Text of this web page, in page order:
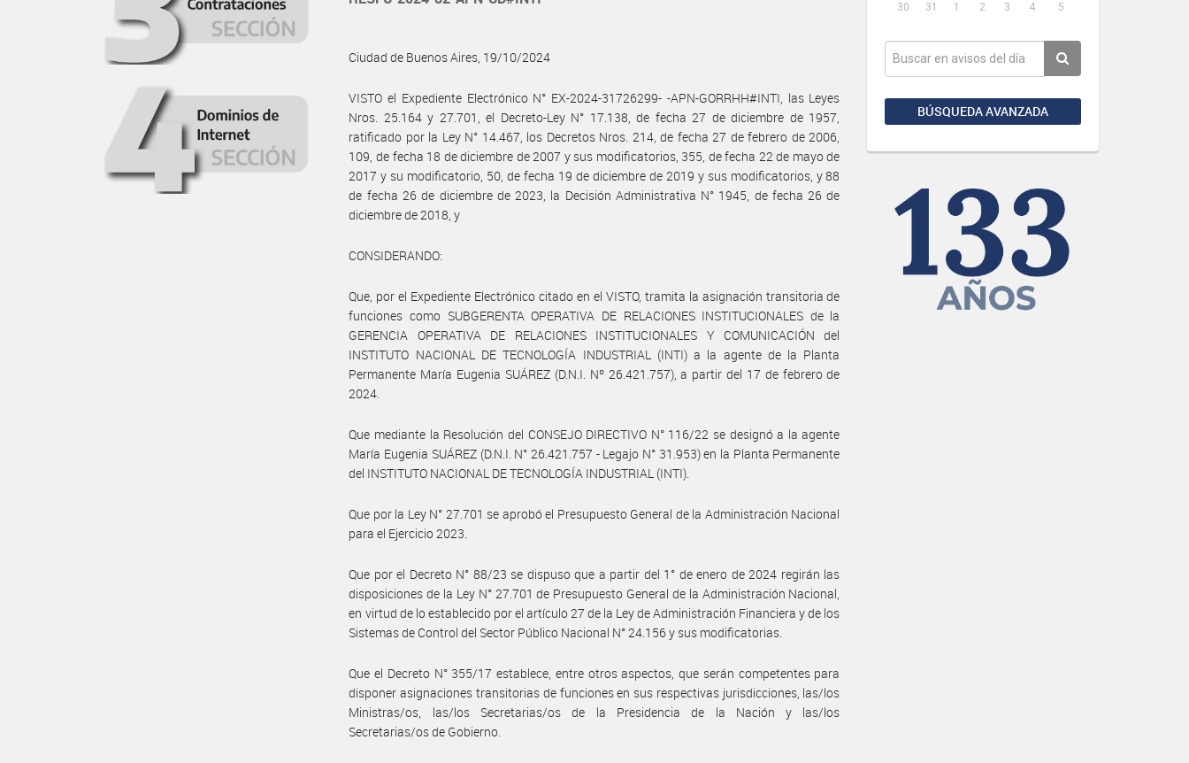
30
31 1 2 3 4 5
BÚSQUEDA AVANZADA
Ciudad de Buenos Aires, 19/10/2024
VISTO el Expediente Electrónico N° EX-2024-31726299- -APN-GORRHH#INTI, las Leyes
Nros. 25.164 y 27.701, el Decreto-Ley N° 17.138, de fecha 27 de diciembre de 1957,
ratificado por la Ley N° 14.467, los Decretos Nros. 214, de fecha 27 de febrero de 2006,
109, de fecha 18 de diciembre de 2007 y sus modificatorios, 355, de fecha 22 de mayo de
2017 y su modificatorio, 50, de fecha 19 de diciembre de 2019 y sus modificatorios, y 88
de fecha 26 de diciembre de 2023, la Decisión Administrativa N° 1945, de fecha 26 de
diciembre de 2018, y
CONSIDERANDO:
Que, por el Expediente Electrónico citado en el VISTO, tramita la asignación transitoria de
funciones como SUBGERENTA OPERATIVA DE RELACIONES INSTITUCIONALES de la
GERENCIA OPERATIVA DE RELACIONES INSTITUCIONALES Y COMUNICACIÓN del
INSTITUTO NACIONAL DE TECNOLOGÍA INDUSTRIAL (INTI) a la agente de la Planta
Permanente María Eugenia SUÁREZ (D.N.I. Nº 26.421.757), a partir del 17 de febrero de
2024.
Que mediante la Resolución del CONSEJO DIRECTIVO N° 116/22 se designó a la agente
María Eugenia SUÁREZ (D.N.I. N° 26.421.757 - Legajo N° 31.953) en la Planta Permanente
del INSTITUTO NACIONAL DE TECNOLOGÍA INDUSTRIAL (INTI).
Que por la Ley N° 27.701 se aprobó el Presupuesto General de la Administración Nacional
para el Ejercicio 2023.
Que por el Decreto N° 88/23 se dispuso que a partir del 1° de enero de 2024 regirán las
disposiciones de la Ley N° 27.701 de Presupuesto General de la Administración Nacional,
en virtud de lo establecido por el artículo 27 de la Ley de Administración Financiera y de los
Sistemas de Control del Sector Público Nacional N° 24.156 y sus modificatorias.
Que el Decreto N° 355/17 establece, entre otros aspectos, que serán competentes para
disponer asignaciones transitorias de funciones en sus respectivas jurisdicciones, las/los
Ministras/os, las/los Secretarias/os de la Presidencia de la Nación y las/los
Secretarias/os de Gobierno.